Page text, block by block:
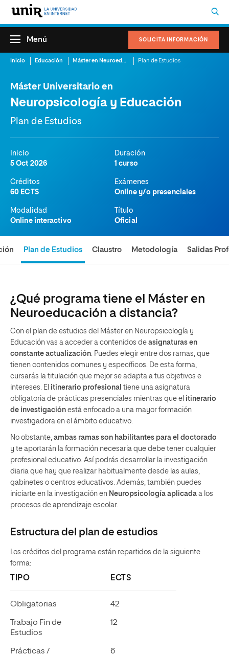
SOLICITA INFORMACIÓN
Menú
Inicio Educación Máster en Neuroeducación Plan de Estudios
Máster Universitario en
Neuropsicología y Educación
Plan de Estudios
Inicio
5 Oct 2026
Duración
1 curso
Créditos
60 ECTS
Exámenes
Online y/o presenciales
Modalidad
Online interactivo
Título
Oficial
Plan de Estudios Claustro Metodología Salidas
¿Qué programa tiene el Máster en
Neuroeducación a distancia?
Con el plan de estudios del Máster en Neuropsicología y
Educación vas a acceder a contenidos de asignaturas en
constante actualización. Puedes elegir entre dos ramas, que
tienen contenidos comunes y específicos. De esta forma,
cursarás la titulación que mejor se adapta a tus objetivos e
intereses. El itinerario profesional tiene una asignatura
obligatoria de prácticas presenciales mientras que el itinerario
de investigación está enfocado a una mayor formación
investigadora en el ámbito educativo.
No obstante, ambas ramas son habilitantes para el doctorado
y te aportarán la formación necesaria que debe tener cualquier
profesional educativo. Así podrás desarrollar la investigación
diaria que hay que realizar habitualmente desde las aulas,
gabinetes o centros educativos. Además, también puedes
iniciarte en la investigación en Neuropsicología aplicada a los
procesos de aprendizaje escolar.
Estructura del plan de estudios
Los créditos del programa están repartidos de la siguiente
forma:
TIPO ECTS
Obligatorias 42
Trabajo Fin de
Estudios
12
Prácticas /
6